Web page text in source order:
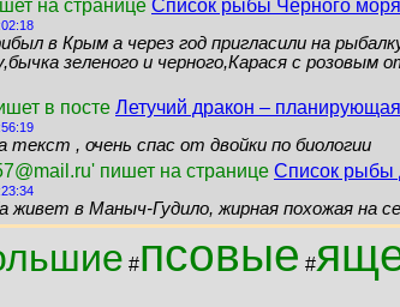
на странице Список рыбы Чёрного моря
в Крым а через год пригласили на
зеленого и черного,Карася с розовым
в посте Летучий дракон –
текст , очень спас от двойки по биологии
пишет на странице Список рыбы
живет в Маныч-Гудило, жирная похожая на
#псовые #